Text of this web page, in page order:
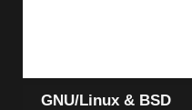
GNU/Linux & BSD